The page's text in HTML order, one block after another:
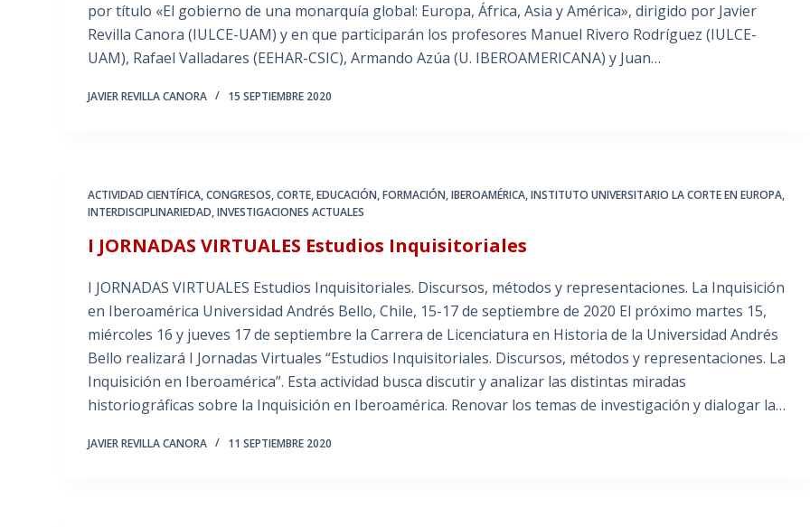
por título «El gobierno de una monarquía global: Europa, África, Asia y América», dirigido por Javier
Revilla Canora (IULCE-UAM) y en que participarán los profesores Manuel Rivero Rodríguez (IULCE-
UAM), Rafael Valladares (EEHAR-CSIC), Armando Azúa (U. IBEROAMERICANA) y Juan…
JAVIER REVILLA CANORA 15 SEPTIEMBRE 2020
ACTIVIDAD CIENTÍFICA,CONGRESOS,CORTE,EDUCACIÓN,FORMACIÓN,IBEROAMÉRICA,INSTITUTO UNIVERSITARIO LA CORTE EN EUROPA,
INTERDISCIPLINARIEDAD,INVESTIGACIONES ACTUALES
I JORNADAS VIRTUALES Estudios Inquisitoriales
I JORNADAS VIRTUALES Estudios Inquisitoriales. Discursos, métodos y representaciones. La Inquisición
en Iberoamérica Universidad Andrés Bello, Chile, 15-17 de septiembre de 2020 El próximo martes 15,
miércoles 16 y jueves 17 de septiembre la Carrera de Licenciatura en Historia de la Universidad Andrés
Bello realizará I Jornadas Virtuales “Estudios Inquisitoriales. Discursos, métodos y representaciones. La
Inquisición en Iberoamérica”. Esta actividad busca discutir y analizar las distintas miradas
historiográficas sobre la Inquisición en Iberoamérica. Renovar los temas de investigación y dialogar la…
JAVIER REVILLA CANORA 11 SEPTIEMBRE 2020